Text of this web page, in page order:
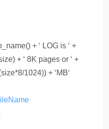
+ ‘ LOG is ‘ +
+ ‘ 8K pages or ‘ +
1024)) + ‘MB‘